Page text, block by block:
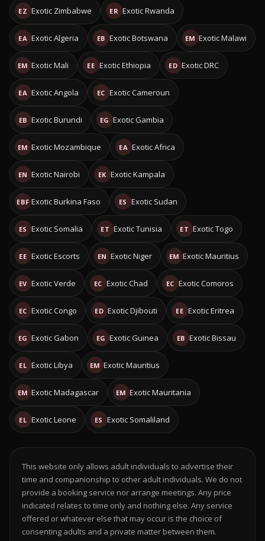
EZ Exotic Zimbabwe ER Exotic Rwanda
EA Exotic Algeria EB Exotic Botswana EM Exotic Malawi
EM Exotic Mali EE Exotic Ethiopia ED Exotic DRC
EA Exotic Angola EC Exotic Cameroun
EB Exotic Burundi EG Exotic Gambia
EM Exotic Mozambique EA Exotic Africa
EN Exotic Nairobi EK Exotic Kampala
EBF Exotic Burkina Faso ES Exotic Sudan
ES Exotic Somalia ET Exotic Tunisia ET Exotic Togo
EE Exotic Escorts EN Exotic Niger EM Exotic Mauritius
EV Exotic Verde EC Exotic Chad EC Exotic Comoros
EC Exotic Congo ED Exotic Djibouti EE Exotic Eritrea
EG Exotic Gabon EG Exotic Guinea EB Exotic Bissau
EL Exotic Libya EM Exotic Mauritius
EM Exotic Madagascar EM Exotic Mauritania
EL Exotic Leone ES Exotic Somaliland
This website only allows adult individuals to advertise their
time and companionship to other adult individuals. We do not
provide a booking service nor arrange meetings. Any price
indicated relates to time only and nothing else. Any service
offered or whatever else that may occur is the choice of
consenting adults and a private matter between them.